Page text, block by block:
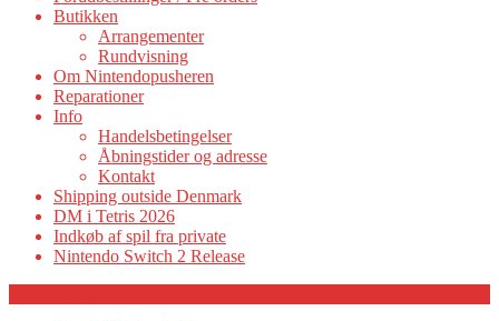
Butikken
Arrangementer
Rundvisning
Om Nintendopusheren
Reparationer
Info
Handelsbetingelser
Åbningstider og adresse
Kontakt
Shipping outside Denmark
DM i Tetris 2026
Indkøb af spil fra private
Nintendo Switch 2 Release